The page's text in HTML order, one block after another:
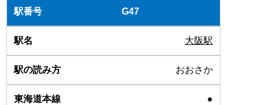
G47
大阪駅
おおさか
●